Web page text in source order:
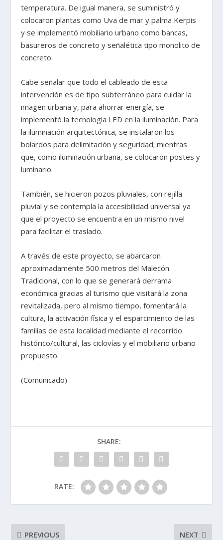
temperatura. De igual manera, se suministró y
colocaron plantas como Uva de mar y palma Kerpis
y se implementó mobiliario urbano como bancas,
basureros de concreto y señalética tipo monolito de
concreto.
Cabe señalar que todo el cableado de esta
intervención es de tipo subterráneo para cuidar la
imagen urbana y, para ahorrar energía, se
implementó la tecnología LED en la iluminación. Para
la iluminación arquitectónica, se instalaron los
bolardos para delimitación y seguridad; mientras
que, como iluminación urbana, se colocaron postes y
luminario.
También, se hicieron pozos pluviales, con rejilla
pluvial y se contempla la accesibilidad universal ya
que el proyecto se encuentra en un mismo nivel
para facilitar el traslado.
A través de este proyecto, se abarcaron
aproximadamente 500 metros del Malecón
Tradicional, con lo que se generará derrama
económica gracias al turismo que visitará la zona
revitalizada, pero al mismo tiempo, fomentará la
cultura, la activación física y el esparcimiento de las
familias de esta localidad mediante el recorrido
histórico/cultural, las ciclovías y el mobiliario urbano
propuesto.
(Comunicado)
SHARE:
RATE:
PREVIOUS NEXT